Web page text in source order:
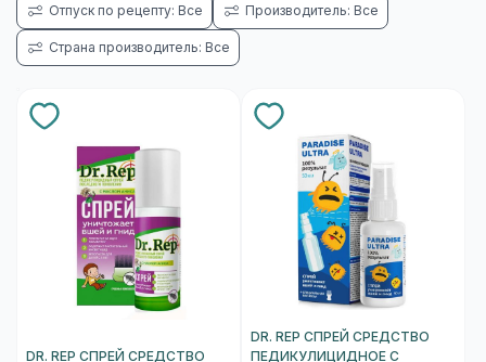
Отпуск по рецепту: Все Производитель: Все
Страна производитель: Все
DR. REP СПРЕЙ СРЕДСТВО
DR. REP СПРЕЙ СРЕДСТВО
ПЕДИКУЛИЦИДНОЕ С